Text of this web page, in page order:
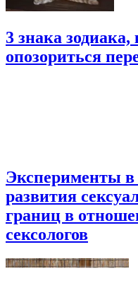
3 знака
опозориться
Эксперименты
развития
границ в
сексологов